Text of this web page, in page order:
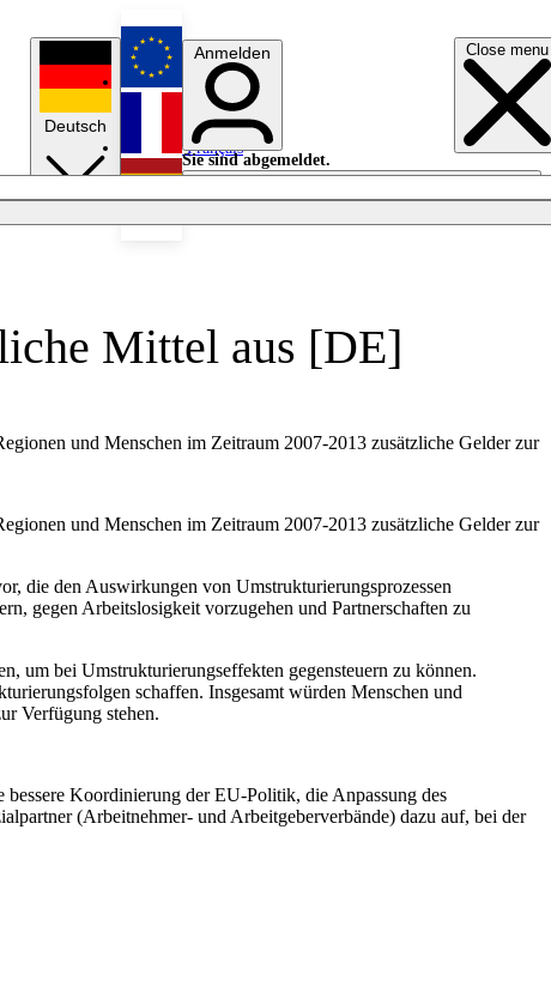
Close menu
Deutsch
English
Français
Anmelden
Sie sind abgemeldet.
Anmelden
Licht aus
Mittel aus [DE]
und Menschen im Zeitraum 2007-2013 zusätzliche Gelder zur
und Menschen im Zeitraum 2007-2013 zusätzliche Gelder zur
die den Auswirkungen von Umstrukturierungsprozessen
gegen Arbeitslosigkeit vorzugehen und Partnerschaften zu
um bei Umstrukturierungseffekten gegensteuern zu können.
schaffen. Insgesamt würden Menschen und
Verfügung stehen.
Koordinierung der EU-Politik, die Anpassung des
(Arbeitnehmer- und Arbeitgeberverbände) dazu auf, bei der